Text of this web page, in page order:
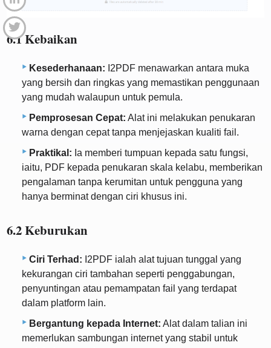
6.1 Kebaikan
Kesederhanaan: I2PDF menawarkan antara muka
yang bersih dan ringkas yang memastikan penggunaan
yang mudah walaupun untuk pemula.
Pemprosesan Cepat: Alat ini melakukan penukaran
warna dengan cepat tanpa menjejaskan kualiti fail.
Praktikal: Ia memberi tumpuan kepada satu fungsi,
iaitu, PDF kepada penukaran skala kelabu, memberikan
pengalaman tanpa kerumitan untuk pengguna yang
hanya berminat dengan ciri khusus ini.
6.2 Keburukan
Ciri Terhad: I2PDF ialah alat tujuan tunggal yang
kekurangan ciri tambahan seperti penggabungan,
penyuntingan atau pemampatan fail yang terdapat
dalam platform lain.
Bergantung kepada Internet: Alat dalam talian ini
memerlukan sambungan internet yang stabil untuk